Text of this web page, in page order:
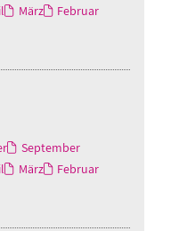
März
Februar
September
März
Februar